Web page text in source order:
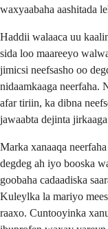
waxyaabaha aashitada
Haddii walaaca uu
sida loo maareeyo
jimicsi neefsasho oo
nidaamkaaga neerfaha.
afar tiriin, ka dibna
jawaabta dejinta
Marka xanaaqa
degdeg ah iyo booska
goobaha cadaadiska
Kuleylka la mariyo
raaxo. Cuntooyinka